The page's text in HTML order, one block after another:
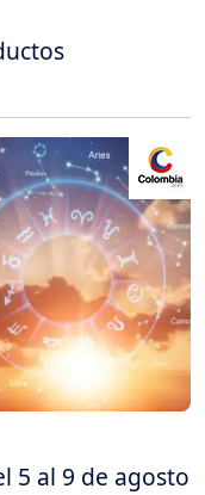
5 al 9 de agosto